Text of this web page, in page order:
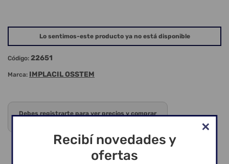
Lo sentimos-este producto ya no está disponible
Código: 22651
Marca: IMPLACIL OSSTEM
Debes registrarte para ver precios y comprar
Recibí novedades y
ofertas